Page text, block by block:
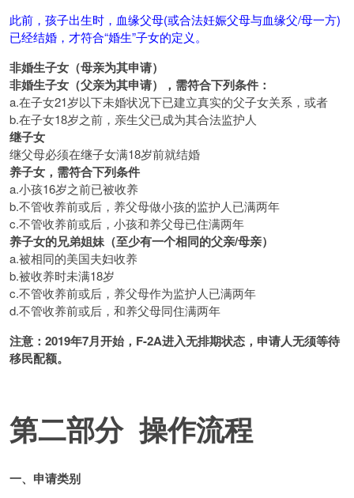
此前，孩子出生时，血缘父母(或合法妊娠父母与血缘父/母一方)
已经结婚，才符合“婚生”子女的定义。
非婚生子女（母亲为其申请）
非婚生子女（父亲为其申请），需符合下列条件：
a.在子女21岁以下未婚状况下已建立真实的父子女关系，或者
b.在子女18岁之前，亲生父已成为其合法监护人
继子女
继父母必须在继子女满18岁前就结婚
养子女，需符合下列条件
a.小孩16岁之前已被收养
b.不管收养前或后，养父母做小孩的监护人已满两年
c.不管收养前或后，小孩和养父母已住满两年
养子女的兄弟姐妹（至少有一个相同的父亲/母亲）
a.被相同的美国夫妇收养
b.被收养时未满18岁
c.不管收养前或后，养父母作为监护人已满两年
d.不管收养前或后，和养父母同住满两年
注意：2019年7月开始，F-2A进入无排期状态，申请人无须等待
移民配额。
第二部分 操作流程
一、申请类别